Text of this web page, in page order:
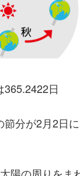
日
節分が2月2日